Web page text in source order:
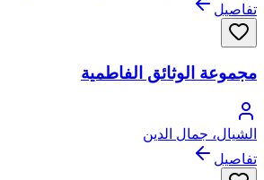
تفاصيل
مجموعة الوثائق الفاطمية
الشيال، جمال الدين
تفاصيل